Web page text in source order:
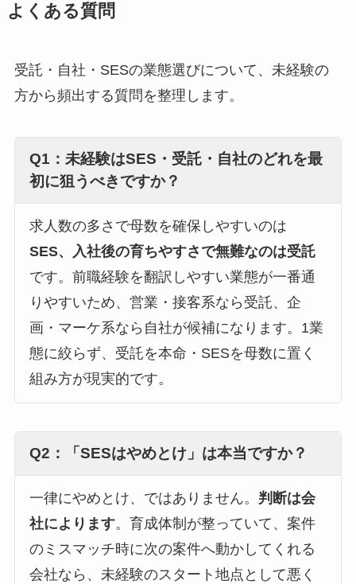
よくある質問
受託・自社・SESの業態選びについて、未経験の
方から頻出する質問を整理します。
Q1：未経験はSES・受託・自社のどれを最
初に狙うべきですか？
求人数の多さで母数を確保しやすいのは
SES、入社後の育ちやすさで無難なのは受託
です。前職経験を翻訳しやすい業態が一番通
りやすいため、営業・接客系なら受託、企
画・マーケ系なら自社が候補になります。1業
態に絞らず、受託を本命・SESを母数に置く
組み方が現実的です。
Q2：「SESはやめとけ」は本当ですか？
一律にやめとけ、ではありません。 判断は会
社によります。育成体制が整っていて、案件
のミスマッチ時に次の案件へ動かしてくれる
会社なら、未経験のスタート地点として悪く